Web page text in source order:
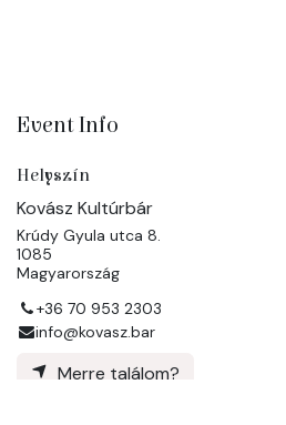
Event Info
Helyszín
Kovász Kultúrbár
Krúdy Gyula utca 8.
1085
Magyarország
+36 70 953 2303
info@kovasz.bar
Merre találom?